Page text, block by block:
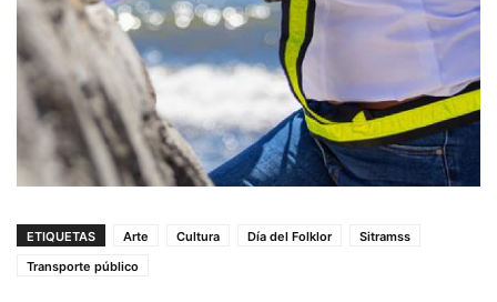
ETIQUETAS Arte Cultura Día del Folklor
Sitramss
Transporte público